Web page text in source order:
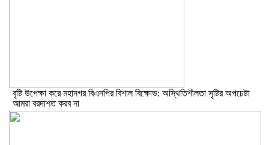
বৃষ্টি উপেক্ষা করে মহানগর বিএনপির বিশাল বিক্ষোভ: অস্থিতিশীলতা সৃষ্টির অপচেষ্টা
আমরা বরদাশত করব না